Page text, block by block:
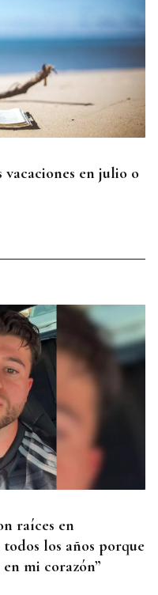
vacaciones en julio o
suficientes
de Ourense
raíces en
los años porque
mi corazón”